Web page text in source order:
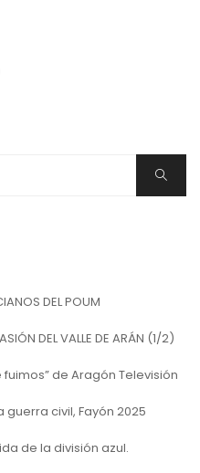
Buscar
DEL POUM
DEL VALLE DE ARÁN (1/2)
de Aragón Televisión
civil, Fayón 2025
de la división azul.